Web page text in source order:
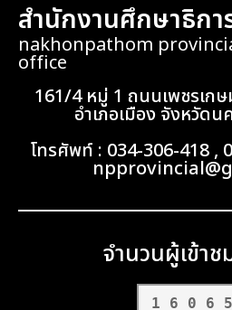
สำนักงานศึกษาธิก
nakhonpathom
office
161/4 หมู่ 1 ถนนเพชรเก
อำเภอเมือง จังหวัด
โทรศัพท์ : 034-306-418 ,
จำนวนผู้เข้าช